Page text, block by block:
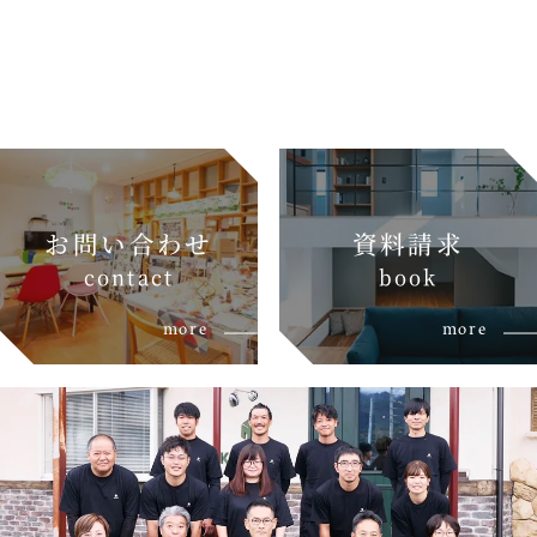
お問い合わせ
contact
more
資料請求
book
more